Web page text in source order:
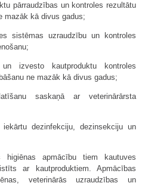
pārraudzības un kontroles rezultātu
mazāk kā divus gadus;
sistēmas uzraudzību un kontroles
izvesto kautproduktu kontroles
ne mazāk kā divus gadus;
saskaņā ar veterinārārsta
dezinfekciju, dezinsekciju un
apmācību tiem kautuves
ar kautproduktiem. Apmācības
veterinārās uzraudzības un